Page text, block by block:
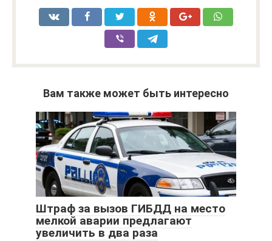
Вам также может быть интересно
Штраф за вызов ГИБДД на место
мелкой аварии предлагают
увеличить в два раза